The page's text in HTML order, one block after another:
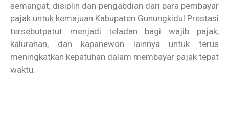
semangat, disiplin dan pengabdian dari para pembayar
pajak untuk kemajuan Kabupaten Gunungkidul.Prestasi
tersebutpatut menjadi teladan bagi wajib pajak,
kalurahan, dan kapanewon lainnya untuk terus
meningkatkan kepatuhan dalam membayar pajak tepat
waktu.